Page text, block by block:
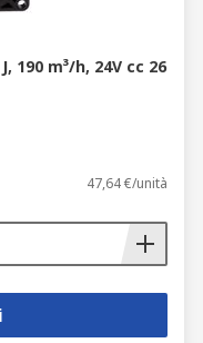
190 m³/h, 24V cc 26
47,64 €/unità